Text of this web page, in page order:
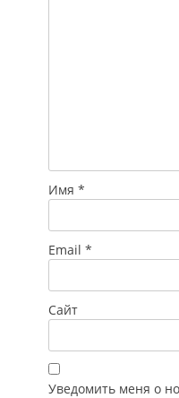
Имя *
Email *
Сайт
Уведомить меня о